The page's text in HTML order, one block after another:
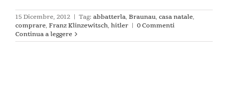
15 Dicembre, 2012 | Tag: abbatterla, Braunau, casa natale,
comprare, Franz Klinzewitsch, hitler | 0 Commenti
Continua a leggere